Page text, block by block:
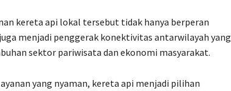
kereta api lokal tersebut tidak hanya berperan
menjadi penggerak konektivitas antarwilayah yang
sektor pariwisata dan ekonomi masyarakat.
yang nyaman, kereta api menjadi pilihan